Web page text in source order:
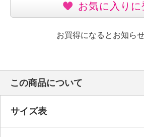
お気に入りに
お買得になるとお知ら
この商品について
サイズ表